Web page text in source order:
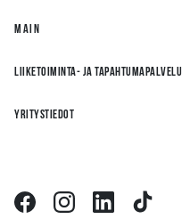
MAIN
LIIKETOIMINTA- JA TAPAHTUMAPALVELU
YRITYSTIEDOT